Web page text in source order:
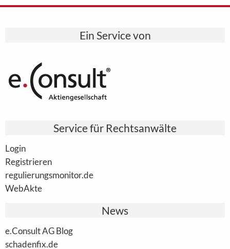
Ein Service von
Service für Rechtsanwälte
Login
Registrieren
regulierungsmonitor.de
WebAkte
News
e.Consult AG Blog
schadenfix.de